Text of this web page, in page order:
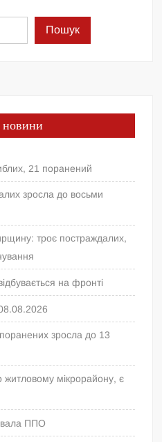
Пошук
новини
21 поранений
зросла до восьми
троє постраждалих,
на фронті
поранених зросла до 13
житловому мікрорайону, є
ППО